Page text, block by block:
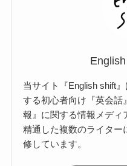
当サイト『English shift
する初心者向け『英会話
報』に関する情報メディ
精通した複数のライター
修しています。